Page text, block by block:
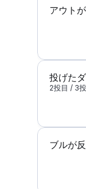
アウト
投げた
2投目 / 3
ブルが